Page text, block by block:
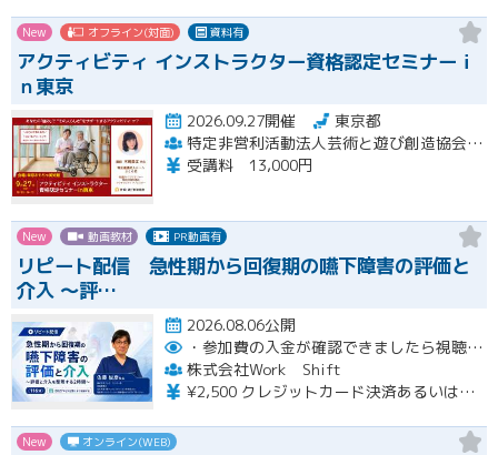
New オフライン(対面) 資料有
アクティビティ インストラクター資格認定セミナーｉ
ｎ東京
2026.09.27開催
東京都
特定非営利活動法人芸術と遊び創造協会 高齢者アクティビティ開発センター
受講料 13,000円
New 動画教材 PR動画有
リピート配信 急性期から回復期の嚥下障害の評価と
介入 〜評…
2026.08.06公開
・参加費の入金が確認できましたら視聴用URLとパスワードおよび資料をお申込みいただきましたメールアドレスに送付します。
株式会社Work Shift
¥2,500 クレジットカード決済あるいは銀行振込となります。
New オンライン(WEB)